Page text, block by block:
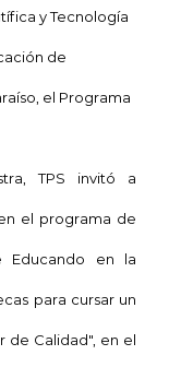
y Tecnología
de
el Programa
TPS invitó a
el programa de
Educando en la
para cursar un
de Calidad", en el